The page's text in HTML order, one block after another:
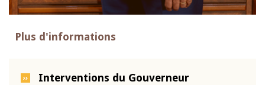
Plus d'informations
Interventions du Gouverneur